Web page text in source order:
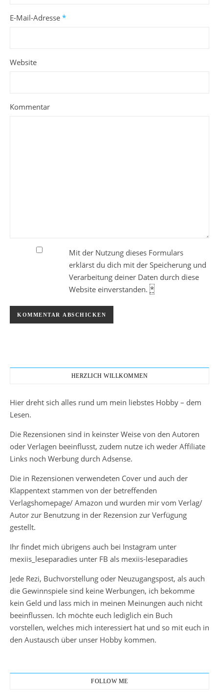
E-Mail-Adresse *
Website
Kommentar
Mit der Nutzung dieses Formulars
erklärst du dich mit der Speicherung und
Verarbeitung deiner Daten durch diese
Website einverstanden. *
HERZLICH WILLKOMMEN
Hier dreht sich alles rund um mein liebstes Hobby – dem
Lesen.
Die Rezensionen sind in keinster Weise von den Autoren
oder Verlagen beeinflusst, zudem nutze ich weder Affiliate
Links noch Werbung durch Adsense.
Die in Rezensionen verwendeten Cover und auch der
Klappentext stammen von der betreffenden
Verlagshomepage/ Amazon und wurden mir vom Verlag/
Autor zur Benutzung in der Rezension zur Verfügung
gestellt.
Ihr findet mich übrigens auch bei Instagram unter
mexiis_leseparadies unter FB als mexiis-leseparadies
Jede Rezi, Buchvorstellung oder Neuzugangspost, als auch
die Gewinnspiele sind keine Werbungen, ich bekomme
kein Geld und lass mich in meinen Meinungen auch nicht
beeinflussen. Ich möchte euch lediglich ein Buch
vorstellen, welches mich interessiert hat und so mit euch in
den Austausch über unser Hobby kommen.
FOLLOW ME